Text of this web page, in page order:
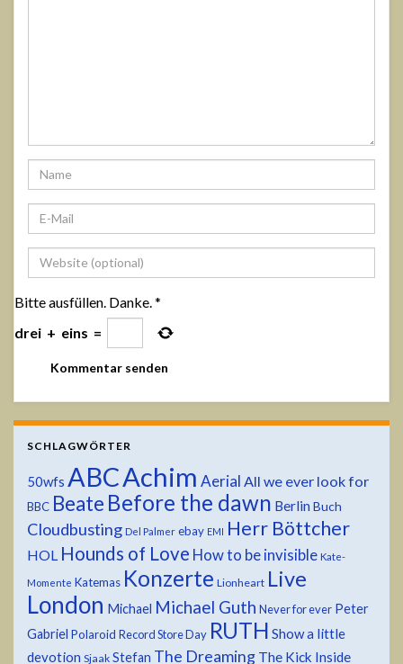
Bitte ausfüllen. Danke. *
drei + eins =
SCHLAGWÖRTER
50wfs ABCAchim Aerial All we ever look for
BBC Beate Before the dawn Berlin Buch
Cloudbusting Del Palmer ebay EMI Herr Böttcher
HOL Hounds of Love How to be invisible Kate-
Momente Katemas Konzerte Lionheart Live
London Michael Michael Guth Never for ever Peter
Gabriel Polaroid Record Store Day RUTH Show a little
devotion Sjaak Stefan The Dreaming The Kick Inside